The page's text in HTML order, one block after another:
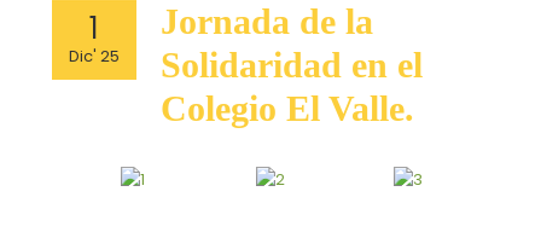
Jornada de la
Solidaridad en el
Colegio El Valle.
1
Dic' 25
Jornada